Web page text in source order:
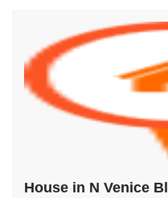
House in N Venice